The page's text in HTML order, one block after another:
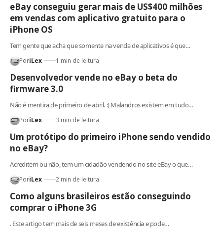
eBay conseguiu gerar mais de US$400 milhões
em vendas com aplicativo gratuito para o
iPhone OS
Tem gente que acha que somente na venda de aplicativos é que…
PoriLex 1 min de leitura
Desenvolvedor vende no eBay o beta do
firmware 3.0
Não é mentira de primeiro de abril. :) Malandros existem em tudo…
PoriLex 3 min de leitura
Um protótipo do primeiro iPhone sendo vendido
no eBay?
Acreditem ou não, tem um cidadão vendendo no site eBay o que…
PoriLex 2 min de leitura
Como alguns brasileiros estão conseguindo
comprar o iPhone 3G
. Este artigo tem mais de seis meses de existência e pode…